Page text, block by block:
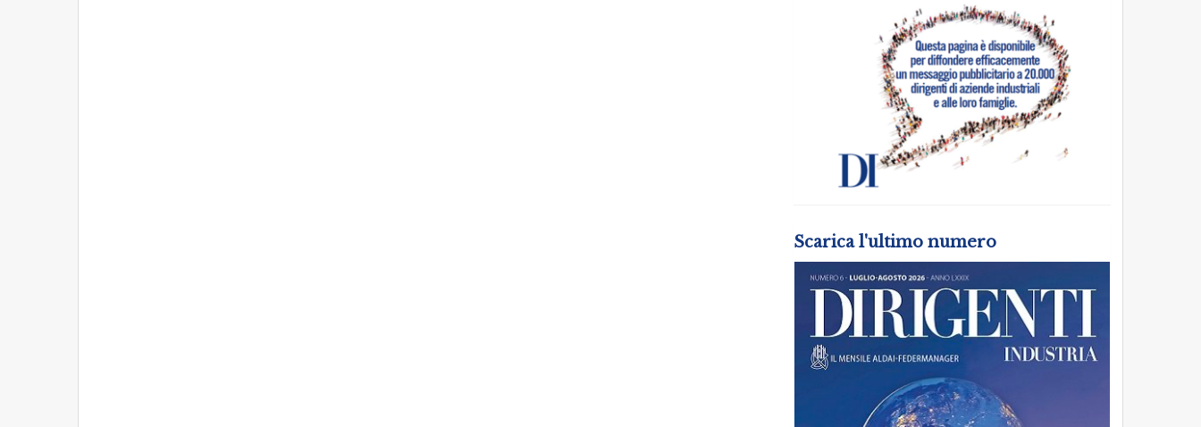
Scarica l'ultimo numero